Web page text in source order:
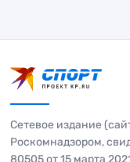
Сетевое издание
Роскомнадзором,
80505 от 15 марта